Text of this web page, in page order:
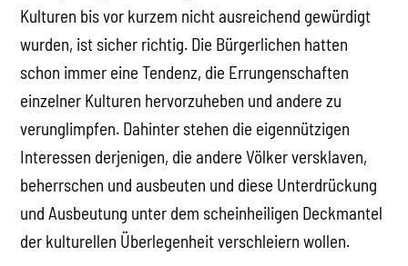
Kulturen bis vor kurzem nicht ausreichend gewürdigt
wurden, ist sicher richtig. Die Bürgerlichen hatten
schon immer eine Tendenz, die Errungenschaften
einzelner Kulturen hervorzuheben und andere zu
verunglimpfen. Dahinter stehen die eigennützigen
Interessen derjenigen, die andere Völker versklaven,
beherrschen und ausbeuten und diese Unterdrückung
und Ausbeutung unter dem scheinheiligen Deckmantel
der kulturellen Überlegenheit verschleiern wollen.